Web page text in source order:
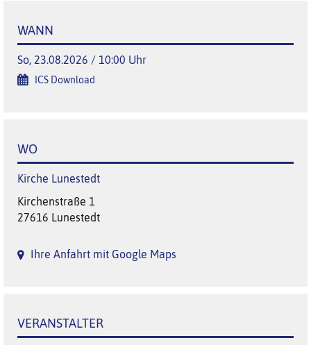
WANN
So, 23.08.2026 / 10:00 Uhr
ICS Download
WO
Kirche Lunestedt
Kirchenstraße 1
27616 Lunestedt
Ihre Anfahrt mit Google Maps
VERANSTALTER